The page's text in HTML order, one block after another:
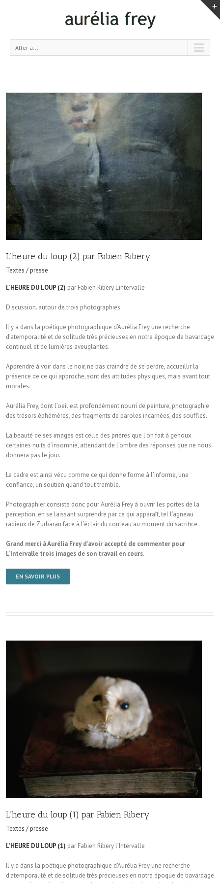
Aller à...
L’heure du loup (2) par Fabien Ribery
Textes / presse
L’HEURE DU LOUP (2) par Fabien Ribery L’intervalle
Discussion. autour de trois photographies.
Il y a dans la poétique photographique d’Aurélia Frey une recherche
d’atemporalité et de solitude très précieuses en notre époque de bavardage
continuel et de lumières aveuglantes.
Apprendre à voir dans le noir, ne pas craindre de se perdre, accueillir la
présence de ce qui approche, sont des attitudes physiques, mais avant tout
morales.
Aurélia Frey, dont l’oeil est profondément nourri de peinture, photographie
des trésors éphémères, des fragments de paroles incarnées, des souffles.
La beauté de ses images est celle des prières que l’on fait à genoux
certaines nuits d’insomnie, attendant de l’ombre des réponses que ne nous
donnera pas le jour.
Le cadre est ainsi vécu comme ce qui donne forme à l’informe, une
confiance, un soutien quand tout tremble.
Photographier consiste donc pour Aurélia Frey à ouvrir les portes de la
perception, en se laissant surprendre par ce qui apparaît, tel l’agneau
radieux de Zurbaran face à l’éclair du couteau au moment du sacrifice.
Grand merci à Aurélia Frey d’avoir accepté de commenter pour
L’Intervalle trois images de son travail en cours.
EN SAVOIR PLUS
L’heure du loup (1) par Fabien Ribery
Textes / presse
L’HEURE DU LOUP (1) par Fabien Ribery l’Intervalle
Il y a dans la poétique photographique d’Aurélia Frey une recherche
d’atemporalité et de solitude très précieuses en notre époque de bavardage